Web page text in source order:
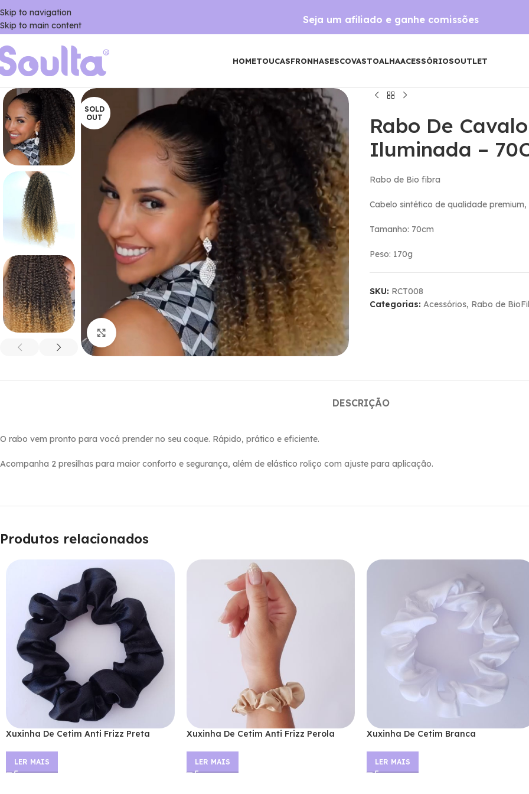
Skip to navigation
Skip to main content
Seja um afiliado e ganhe comissões
HOMETOUCASFRONHASESCOVASTOALHAACESSÓRIOSOUTLET
SOLD
OUT
Click to enlarge
Rabo De
Iluminada –
Rabo de Bio fibra
Cabelo sintético de qualidade
Tamanho: 70cm
Peso: 170g
SKU: RCT008
Categorias: Acessórios, Rabo de
DESCRIÇÃO
O rabo vem pronto para vocá prender no seu coque. Rápido, prático e eficiente.
Acompanha 2 presilhas para maior conforto e segurança, além de elástico roliço com ajuste para aplicação.
Produtos relacionados
Xuxinha De Cetim Anti Frizz Preta
LER MAIS
Xuxinha De Cetim Anti Frizz Perola
LER MAIS
Xuxinha De Cetim Branca
LER MAIS